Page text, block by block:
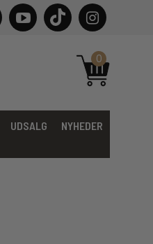
0
UDSALG NYHEDER